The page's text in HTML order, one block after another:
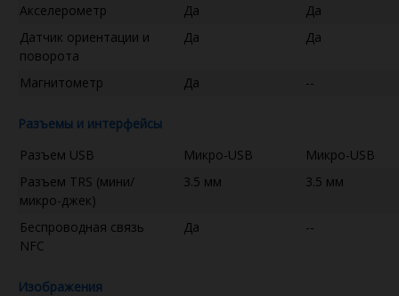
Акселерометр Да
Да
Датчик ориентации и
поворота
Да Да
Магнитометр Да --
Разъемы и интерфейсы
Разъем USB
Микро-USB
Микро-USB
Разъем TRS (мини/
микро-джек)
3.5 мм 3.5 мм
Беспроводная связь
NFC
Да --
Изображения